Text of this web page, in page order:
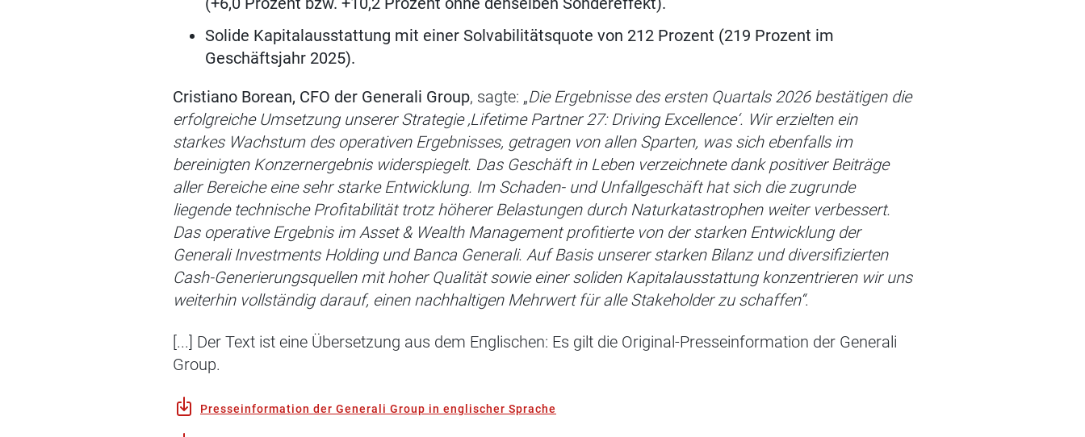
Solide Kapitalausstattung mit einer Solvabilitätsquote von 212 Prozent (219 Prozent im
Geschäftsjahr 2025).
Cristiano Borean, CFO der Generali Group, sagte: „Die Ergebnisse des ersten Quartals 2026 bestätigen die
erfolgreiche Umsetzung unserer Strategie ‚Lifetime Partner 27: Driving Excellence‘. Wir erzielten ein
starkes Wachstum des operativen Ergebnisses, getragen von allen Sparten, was sich ebenfalls im
bereinigten Konzernergebnis widerspiegelt. Das Geschäft in Leben verzeichnete dank positiver Beiträge
aller Bereiche eine sehr starke Entwicklung. Im Schaden- und Unfallgeschäft hat sich die zugrunde
liegende technische Profitabilität trotz höherer Belastungen durch Naturkatastrophen weiter verbessert.
Das operative Ergebnis im Asset & Wealth Management profitierte von der starken Entwicklung der
Generali Investments Holding und Banca Generali. Auf Basis unserer starken Bilanz und diversifizierten
Cash-Generierungsquellen mit hoher Qualität sowie einer soliden Kapitalausstattung konzentrieren wir uns
weiterhin vollständig darauf, einen nachhaltigen Mehrwert für alle Stakeholder zu schaffen“.
[...] Der Text ist eine Übersetzung aus dem Englischen: Es gilt die Original-Presseinformation der Generali
Group.
Presseinformation der Generali Group in englischer Sprache